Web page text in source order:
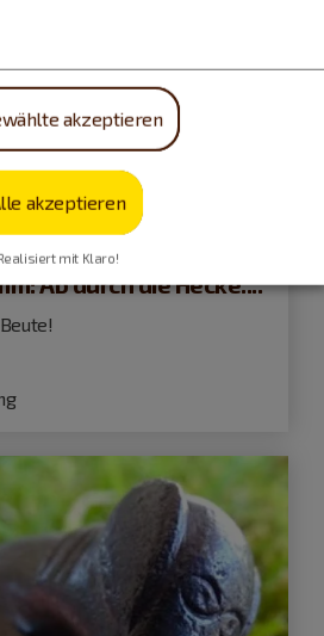
Ab durch die Hecke....
akzeptieren
akzeptieren
mit Klaro!